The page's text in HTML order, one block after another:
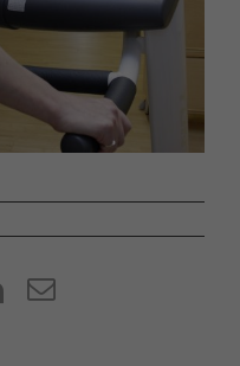
LinkedIn
E-